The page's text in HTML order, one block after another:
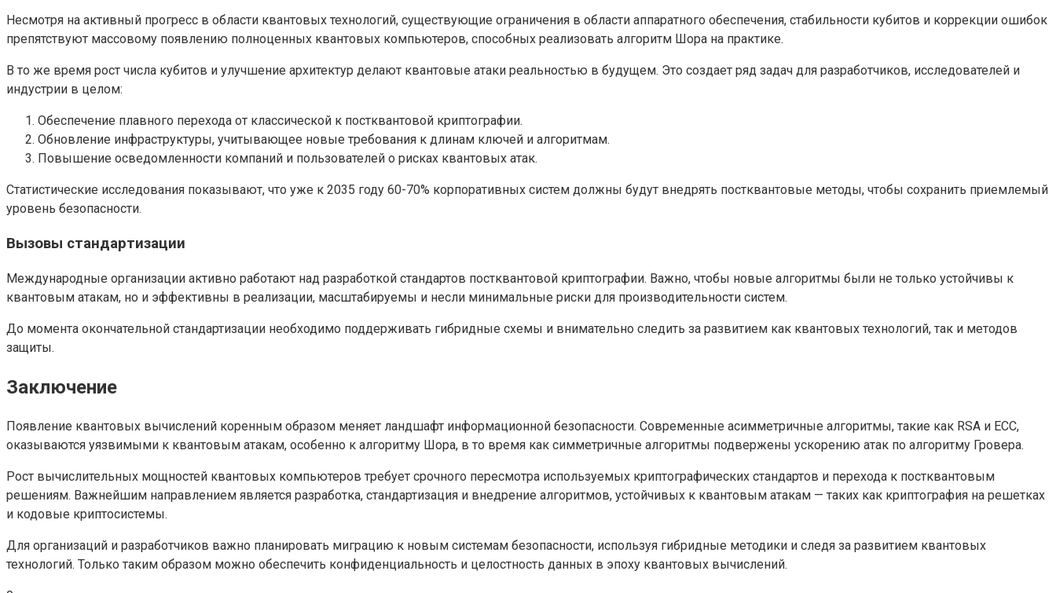
Несмотря на активный прогресс в области квантовых технологий, существующие ограничения в области аппаратного обеспечения, стабильности кубитов и коррекции ошибок
препятствуют массовому появлению полноценных квантовых компьютеров, способных реализовать алгоритм Шора на практике.
В то же время рост числа кубитов и улучшение архитектур делают квантовые атаки реальностью в будущем. Это создает ряд задач для разработчиков, исследователей и
индустрии в целом:
Обеспечение плавного перехода от классической к постквантовой криптографии.
Обновление инфраструктуры, учитывающее новые требования к длинам ключей и алгоритмам.
Повышение осведомленности компаний и пользователей о рисках квантовых атак.
Статистические исследования показывают, что уже к 2035 году 60-70% корпоративных систем должны будут внедрять постквантовые методы, чтобы сохранить приемлемый
уровень безопасности.
Вызовы стандартизации
Международные организации активно работают над разработкой стандартов постквантовой криптографии. Важно, чтобы новые алгоритмы были не только устойчивы к
квантовым атакам, но и эффективны в реализации, масштабируемы и несли минимальные риски для производительности систем.
До момента окончательной стандартизации необходимо поддерживать гибридные схемы и внимательно следить за развитием как квантовых технологий, так и методов
защиты.
Заключение
Появление квантовых вычислений коренным образом меняет ландшафт информационной безопасности. Современные асимметричные алгоритмы, такие как RSA и ECC,
оказываются уязвимыми к квантовым атакам, особенно к алгоритму Шора, в то время как симметричные алгоритмы подвержены ускорению атак по алгоритму Гровера.
Рост вычислительных мощностей квантовых компьютеров требует срочного пересмотра используемых криптографических стандартов и перехода к постквантовым
решениям. Важнейшим направлением является разработка, стандартизация и внедрение алгоритмов, устойчивых к квантовым атакам — таких как криптография на решетках
и кодовые криптосистемы.
Для организаций и разработчиков важно планировать миграцию к новым системам безопасности, используя гибридные методики и следя за развитием квантовых
технологий. Только таким образом можно обеспечить конфиденциальность и целостность данных в эпоху квантовых вычислений.